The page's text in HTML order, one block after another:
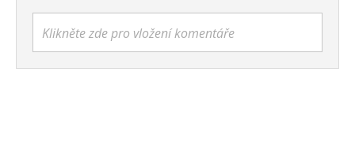
Klikněte zde pro vložení komentáře